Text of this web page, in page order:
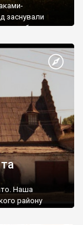
заснували
боярських
трохи
[…]
Наша
району